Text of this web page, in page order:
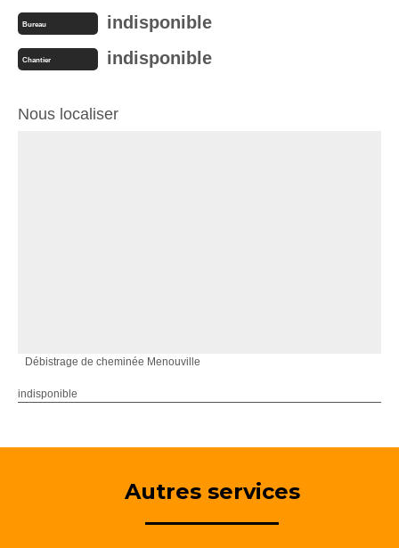
Bureau indisponible
Chantier indisponible
Nous localiser
Débistrage de cheminée Menouville
indisponible
Autres services